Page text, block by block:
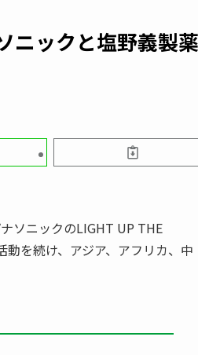
ニックと塩野義製薬
ソニックのLIGHT UP THE
を続け、アジア、アフリカ、中